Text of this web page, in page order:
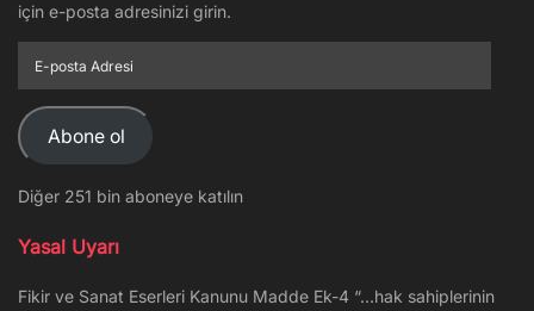
için e-posta adresinizi girin.
posta
Adresi
Abone ol
Diğer 251 bin aboneye katılın
Yasal Uyarı
Fikir ve Sanat Eserleri Kanunu Madde Ek-4 “…hak sahiplerinin